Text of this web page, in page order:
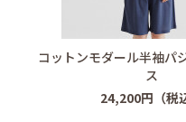
コットンモダール半袖パ
ス
24,200円（税